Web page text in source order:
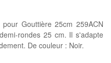
Gouttière 25cm 259ACN
rondes 25 cm. Il s'adapte
De couleur : Noir.